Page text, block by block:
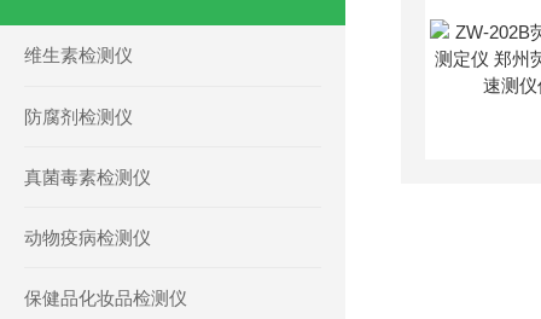
维生素检测仪
防腐剂检测仪
真菌毒素检测仪
动物疫病检测仪
保健品化妆品检测仪